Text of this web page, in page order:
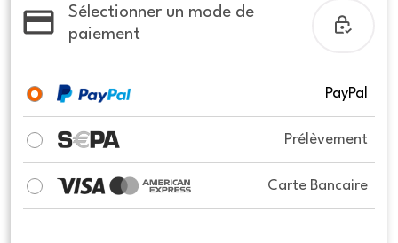
Sélectionner un mode de
paiement
PayPal
Prélèvement
Carte Bancaire